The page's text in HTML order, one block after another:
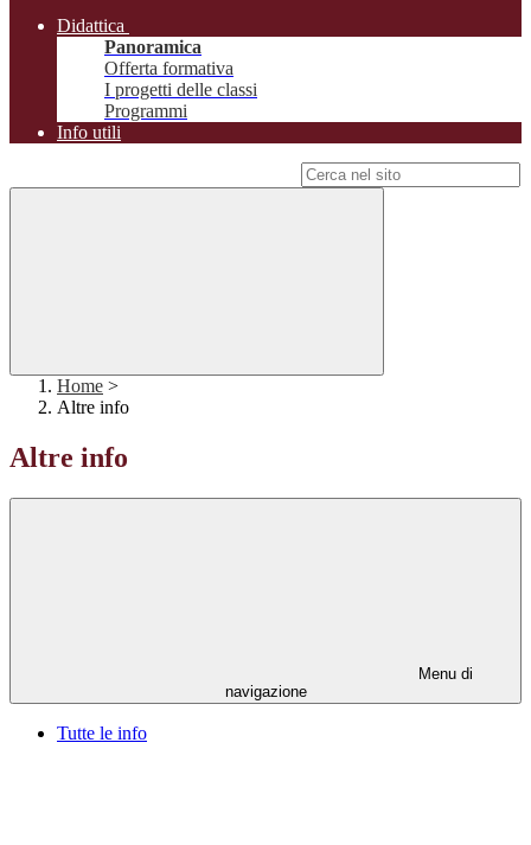
Didattica
Panoramica
Offerta formativa
I progetti delle classi
Programmi
Info utili
Home >
Altre info
Altre info
Menu di
navigazione
Tutte le info